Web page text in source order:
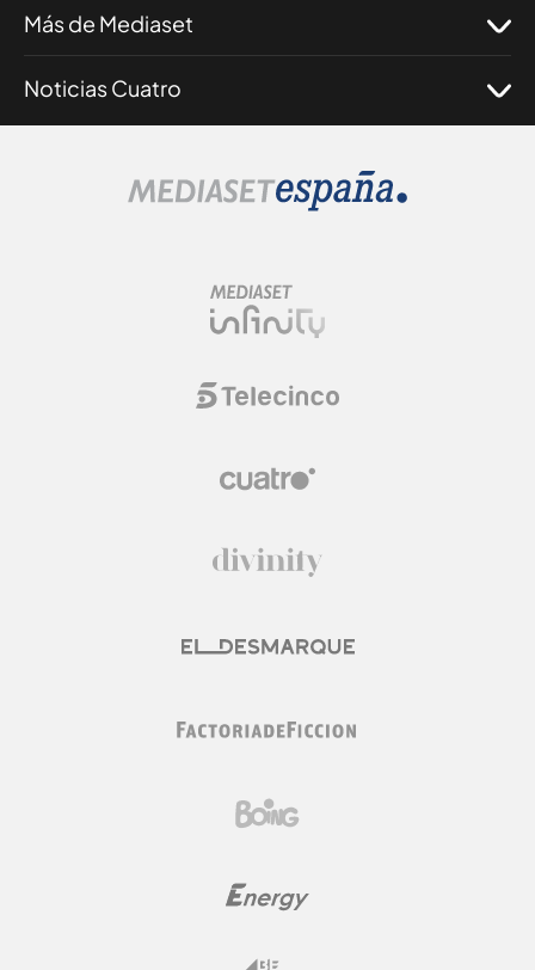
Más de Mediaset
Noticias Cuatro